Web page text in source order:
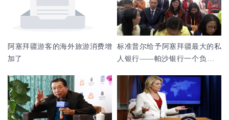
阿塞拜疆游客的海外旅游消费增
加了
标准普尔给予阿塞拜疆最大的私
人银行——帕沙银行一个负面的